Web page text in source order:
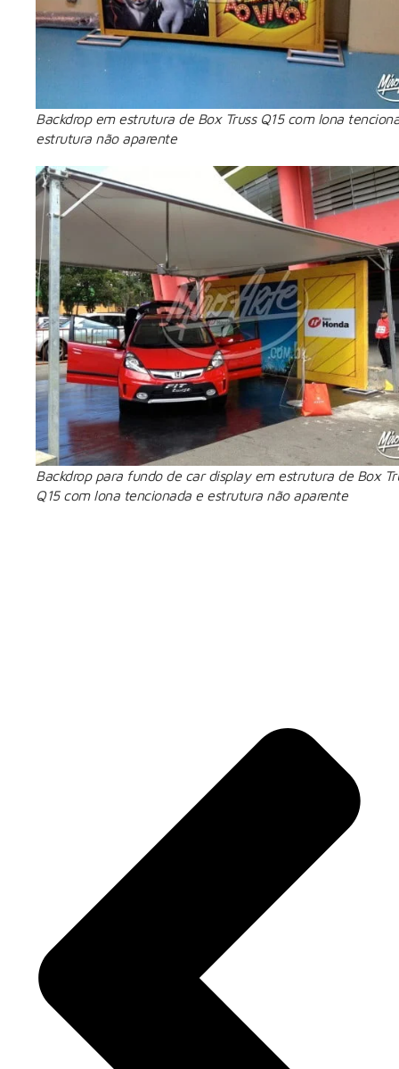
Backdrop em estrutura de Box Truss Q15 com lona
estrutura não aparente
Backdrop para fundo de car display em estrutura de Box
Q15 com lona tencionada e estrutura não aparente